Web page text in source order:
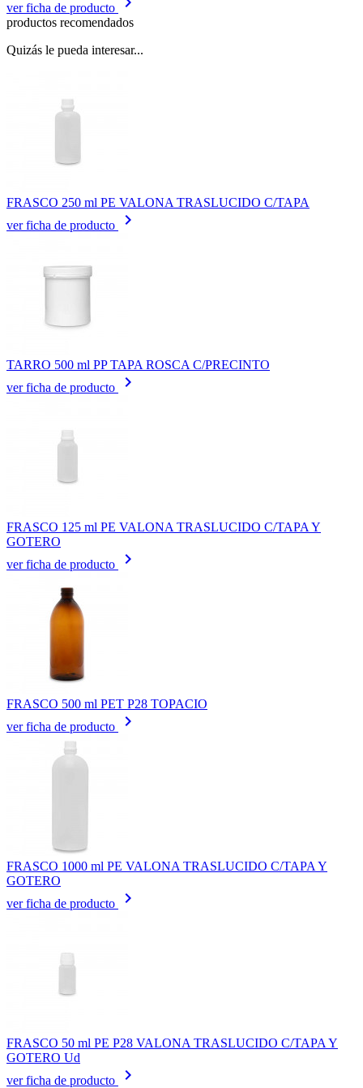
ver ficha de producto
productos recomendados
Quizás le pueda interesar...
FRASCO 250 ml PE VALONA TRASLUCIDO C/TAPA
ver ficha de producto
keyboard_arrow_right
TARRO 500 ml PP TAPA ROSCA C/PRECINTO
ver ficha de producto
keyboard_arrow_right
FRASCO 125 ml PE VALONA TRASLUCIDO C/TAPA Y
GOTERO
ver ficha de producto
keyboard_arrow_right
FRASCO 500 ml PET P28 TOPACIO
ver ficha de producto
keyboard_arrow_right
FRASCO 1000 ml PE VALONA TRASLUCIDO C/TAPA Y
GOTERO
ver ficha de producto
keyboard_arrow_right
FRASCO 50 ml PE P28 VALONA TRASLUCIDO C/TAPA Y
GOTERO Ud
ver ficha de producto
keyboard_arrow_right